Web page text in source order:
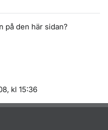
på den här sidan?
kl 15:36